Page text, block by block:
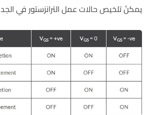
يمكنُ تلخيص حالات عمل الترانزستور في